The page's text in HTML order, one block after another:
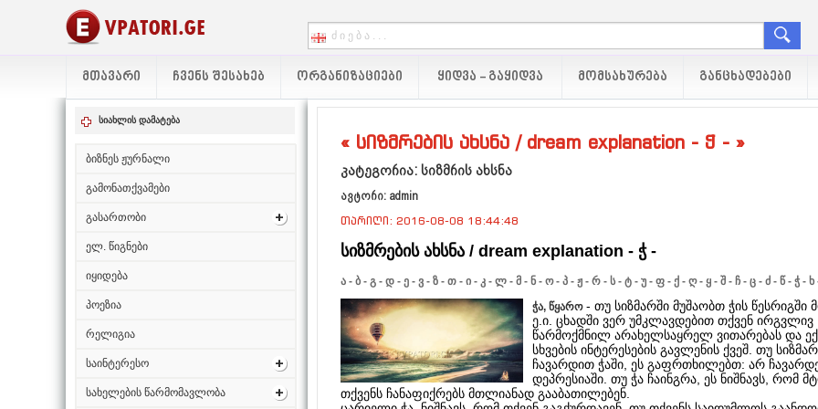
ᲛᲗᲐᲕᲐᲠᲘ ᲩᲕᲔᲜᲡ ᲨᲔᲡᲐᲮᲔᲑ ᲝᲠᲒᲐᲜᲘᲖᲐᲪᲘᲔᲑᲘ ᲧᲘᲓᲕᲐ - ᲒᲐᲧᲘᲓᲕᲐ ᲛᲝᲛᲡᲐᲮᲣᲠᲔᲑᲐ ᲒᲐᲜᲪᲮᲐᲓᲔᲑᲔᲑᲘ
სიახლის დამატება
ბიზნეს ჟურნალი
გამონათქვამები
გასართობი
ელ. წიგნები
იყიდება
პოეზია
რელიგია
საინტერესო
სახელების წარმომავლობა
« სიზმრების ახსნა / dream explanation - ჭ - »
კატეგორია: სიზმრის ახსნა
ავტორი: admin
თარიღი: 2016-08-08 18:44:48
სიზმრების ახსნა / dream explanation - ჭ -
ა - ბ - გ - დ - ე - ვ - ზ - თ - ი - კ - ლ - მ - ნ- ო- პ - ჟ - რ - ს - ტ - უ - ფ - ქ - ღ- ყ - შ - ჩ - ც - ძ - წ- ჭ - ხ
ჭა, წყარო- თუ სიზმარში მუშაობთ ჭის წესრიგში
ე.ი. ცხადში ვერ უმკლავდებით თქვენ ირგვლივ
წარმოქმნილ არახელსაყრელ ვითარებას და
სხვების ინტერესების გავლენის ქვეშ. თუ
ჩავარდით ჭაში, ეს გაფრთხილებთ: არ
დეპრესიაში. თუ ჭა ჩაინგრა, ეს ნიშნავს, რომ
თქვენს ჩანაფიქრებს მთლიანად გააბათილებენ.